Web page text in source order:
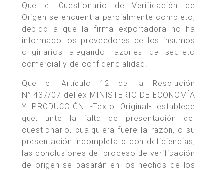
Que el Cuestionario de Verificación de
Origen se encuentra parcialmente completo,
debido a que la firma exportadora no ha
informado los proveedores de los insumos
originarios alegando razones de secreto
comercial y de confidencialidad.
Que el Artículo 12 de la Resolución
N° 437/07 del ex MINISTERIO DE ECONOMÍA
Y PRODUCCIÓN -Texto Original- establece
que, ante la falta de presentación del
cuestionario, cualquiera fuere la razón, o su
presentación incompleta o con deficiencias,
las conclusiones del proceso de verificación
de origen se basarán en los hechos de los